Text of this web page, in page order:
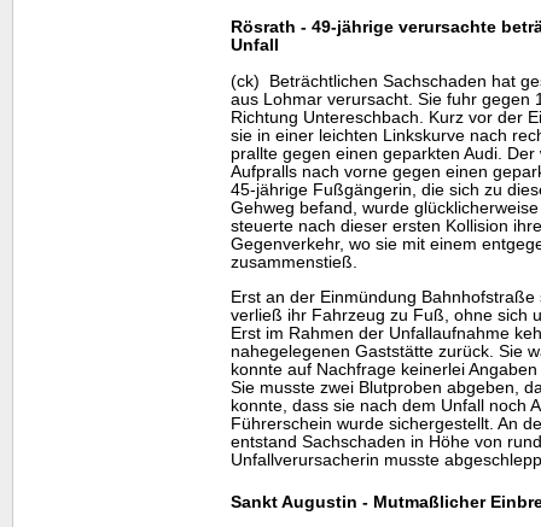
Rösrath - 49-jährige verursachte
Unfall
(ck) Beträchtlichen Sachschaden hat
aus Lohmar verursacht. Sie fuhr gegen
Richtung Untereschbach. Kurz vor der
sie in einer leichten Linkskurve nach
prallte gegen einen geparkten Audi.
Aufpralls nach vorne gegen einen
45-jährige Fußgängerin, die sich zu
Gehweg befand, wurde
steuerte nach dieser ersten Kollision
Gegenverkehr, wo sie mit einem
zusammenstieß.
Erst an der Einmündung
verließ ihr Fahrzeug zu Fuß, ohne sich
Erst im Rahmen der Unfallaufnahme
nahegelegenen Gaststätte zurück. Sie
konnte auf Nachfrage keinerlei
Sie musste zwei Blutproben abgeben,
konnte, dass sie nach dem Unfall noch
Führerschein wurde sichergestellt. An
entstand Sachschaden in Höhe von
Unfallverursacherin musste
Sankt Augustin - Mutmaßlicher